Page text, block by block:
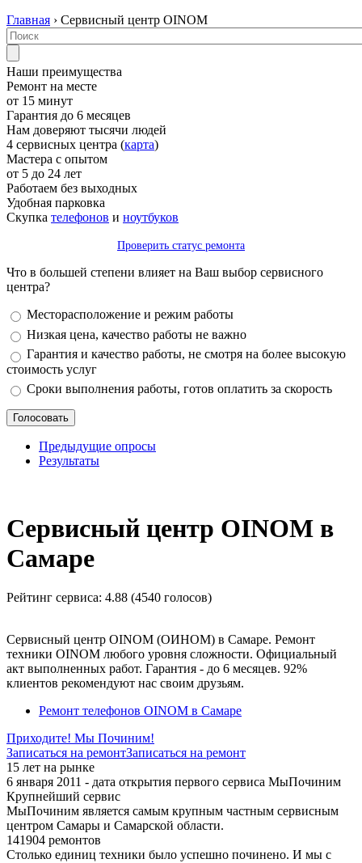
Главная › Сервисный центр OINOM
Наши преимущества
Ремонт на месте
от 15 минут
Гарантия до 6 месяцев
Нам доверяют тысячи людей
4 сервисных центра (карта)
Мастера с опытом
от 5 до 24 лет
Работаем без выходных
Удобная парковка
Скупка телефонов и ноутбуков
Проверить статус ремонта
Что в большей степени влияет на Ваш выбор сервисного
центра?
Варианты
Месторасположение и режим работы
Низкая цена, качество работы не важно
Гарантия и качество работы, не смотря на более высокую
стоимость услуг
Сроки выполнения работы, готов оплатить за скорость
Предыдущие опросы
Результаты
Сервисный центр OINOM в
Самаре
Рейтинг сервиса: 4.88 (4540 голосов)
Сервисный центр OINOM (ОИНОМ) в Самаре. Ремонт
техники OINOM любого уровня сложности. Официальный
акт выполненных работ. Гарантия - до 6 месяцев. 92%
клиентов рекомендуют нас своим друзьям.
Ремонт телефонов OINOM в Самаре
Приходите! Мы Починим!
Записаться на ремонтЗаписаться на ремонт
15 лет на рынке
6 января 2011 - дата открытия первого сервиса МыПочиним
Крупнейший сервис
МыПочиним является самым крупным частным сервисным
центром Самары и Самарской области.
141904 ремонтов
Столько единиц техники было успешно починено. И мы с